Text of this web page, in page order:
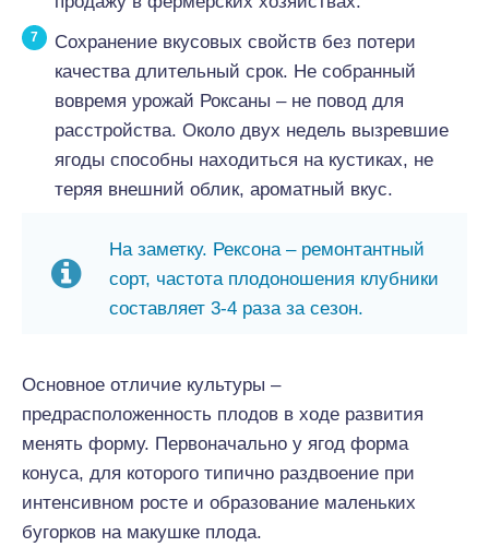
Сохранение вкусовых свойств без потери
качества длительный срок. Не собранный
вовремя урожай Роксаны – не повод для
расстройства. Около двух недель вызревшие
ягоды способны находиться на кустиках, не
теряя внешний облик, ароматный вкус.
На заметку. Рексона – ремонтантный
сорт, частота плодоношения клубники
составляет 3-4 раза за сезон.
Основное отличие культуры –
предрасположенность плодов в ходе развития
менять форму. Первоначально у ягод форма
конуса, для которого типично раздвоение при
интенсивном росте и образование маленьких
бугорков на макушке плода.